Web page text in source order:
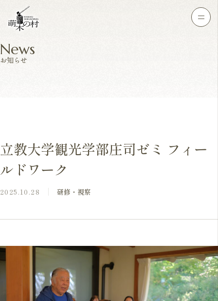
News
お知らせ
立教大学観光学部庄司ゼミ フィー
ルドワーク
2025.10.28 研修・視察